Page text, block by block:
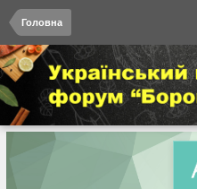
Головна